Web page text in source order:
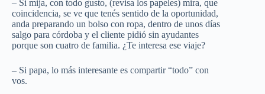
– Si mija, con todo gusto, (revisa los papeles) mira, que
coincidencia, se ve que tenés sentido de la oportunidad,
anda preparando un bolso con ropa, dentro de unos días
salgo para córdoba y el cliente pidió sin ayudantes
porque son cuatro de familia. ¿Te interesa ese viaje?
– Si papa, lo más interesante es compartir “todo” con
vos.